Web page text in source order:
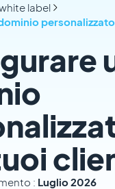
label
: Luglio 2026